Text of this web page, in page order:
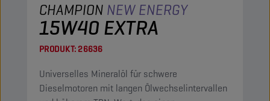
CHAMPION NEW ENERGY
15W40 EXTRA
PRODUKT:26636
Universelles Mineralöl für schwere
Dieselmotoren mit langen Ölwechselintervallen